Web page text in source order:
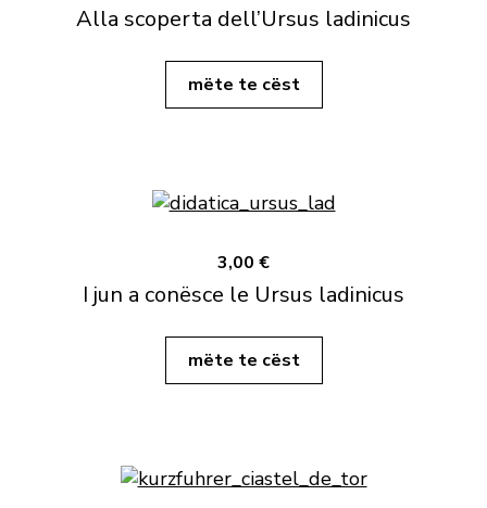
Alla scoperta dell’Ursus ladinicus
mëte te cëst
3,00 €
I jun a conësce le Ursus ladinicus
mëte te cëst